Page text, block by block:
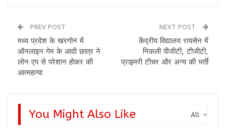
PREV POST
मध्य प्रदेश के खरगोन में
ऑनलाइन गेम के आदी छात्र ने
लोन एप से परेशान होकर की
आत्महत्या
NEXT POST
केंद्रीय विद्यालय रायसेन में
निकली पीजीटी, टीजीटी,
प्राइमरी टीचर और अन्य की भर्ती
All
You Might Also Like